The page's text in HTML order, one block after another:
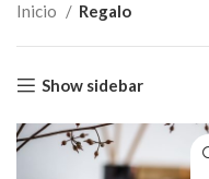
Inicio Regalo
Show sidebar